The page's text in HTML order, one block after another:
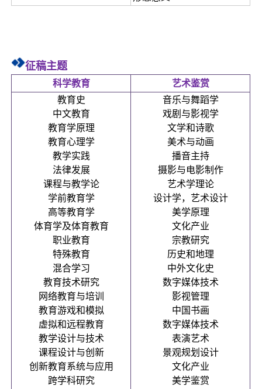
征稿主题
科学教育
艺术鉴赏
教育史
中文教育
教育学原理
教育心理学
教学实践
法律发展
课程与教学论
学前教育学
高等教育学
体育学及体育教育
职业教育
特殊教育
混合学习
教育技术研究
网络教育与培训
教育游戏和模拟
虚拟和远程教育
教学设计与技术
课程设计与创新
创新教育系统与应用
跨学科研究
音乐与舞蹈学
戏剧与影视学
文学和诗歌
美术与动画
播音主持
摄影与电影制作
艺术学理论
设计学，艺术设计
美学原理
文化产业
宗教研究
历史和地理
中外文化史
数字媒体技术
影视管理
中国书画
数字媒体技术
表演艺术
景观规划设计
文化产业
美学鉴赏